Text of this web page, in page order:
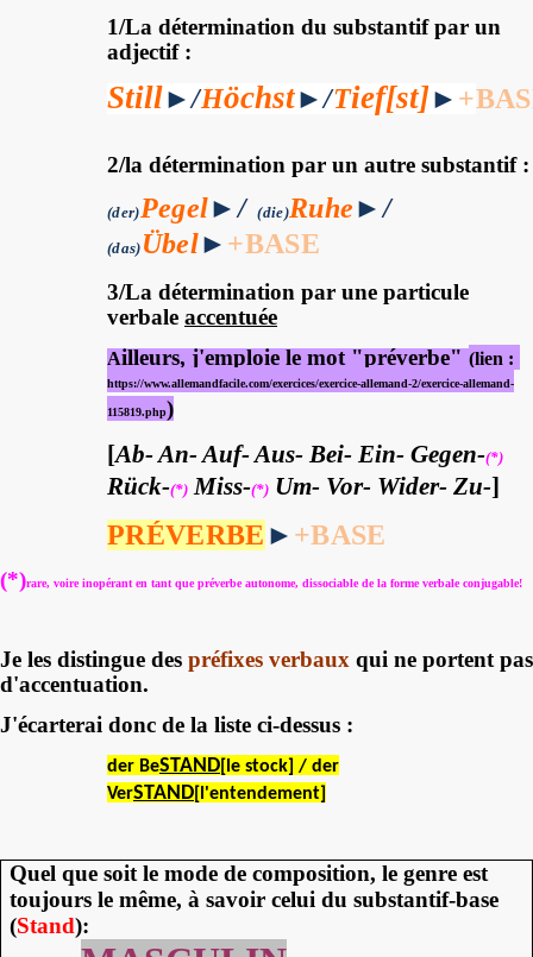
1/La détermination du substantif par un
adjectif :
Still►/Höchst►/Tief[st]► +
2/la détermination par un autre substantif :
(der) Pegel►/ (die)Ruhe►/
(das) Übel► +BASE
3/La détermination par une particule
verbale accentuée
Ailleurs, j'emploie le mot "préverbe"(lien :
https://www.allemandfacile.com/exercices/exercice-allemand-2/exercice-allemand-
115819.php)
[Ab- An- Auf- Aus- Bei- Ein- Gegen-(*)
Rück-(*) Miss-(*) Um- Vor- Wider- Zu-]
PRÉVERBE ► +BASE
(*)rare, voire inopérant en tant que préverbe autonome, dissociable de la forme verbale conjugable!
Je les distingue des préfixes verbaux qui ne portent pas
d'accentuation.
J'écarterai donc de la liste ci-dessus :
der BeSTAND [le stock] / der
VerSTAND [l'entendement]
Quel que soit le mode de composition, le genre est
toujours le même, à savoir celui du substantif-base
(Stand):